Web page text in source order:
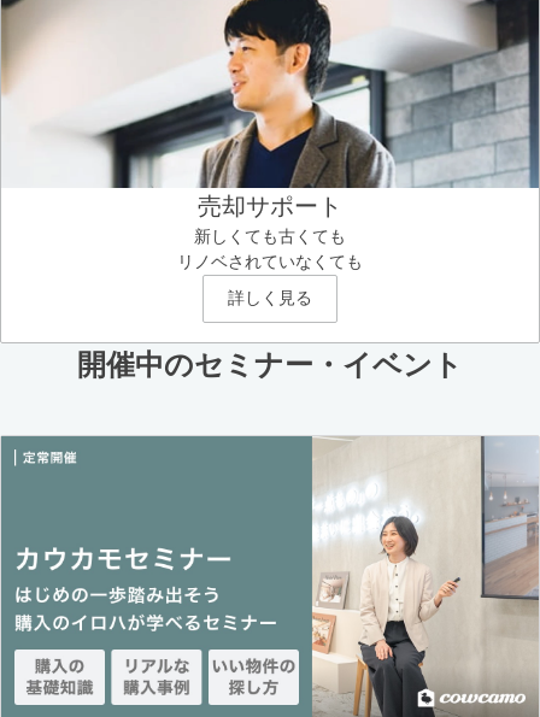
売却サポート
新しくても古くても
リノベされていなくても
詳しく見る
開催中のセミナー・イベント